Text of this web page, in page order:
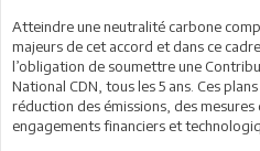
Atteindre une neutralité carbone
majeurs de cet accord et dans ce
l’obligation de soumettre une
National CDN, tous les 5 ans. Ces
réduction des émissions, des
engagements financiers et